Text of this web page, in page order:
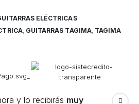
ELÉCTRICAS
, GUITARRAS TAGIMA, TAGIMA
y lo recibirás muy